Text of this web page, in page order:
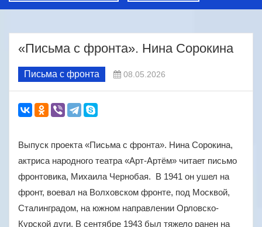
«Письма с фронта». Нина Сорокина
Письма с фронта 08.05.2026
Выпуск проекта «Письма с фронта». Нина Сорокина,
актриса народного театра «Арт-Артём» читает письмо
фронтовика, Михаила Чернобая. В 1941 он ушел на
фронт, воевал на Волховском фронте, под Москвой,
Сталинградом, на южном направлении Орловско-
Курской дуги. В сентябре 1943 был тяжело ранен на